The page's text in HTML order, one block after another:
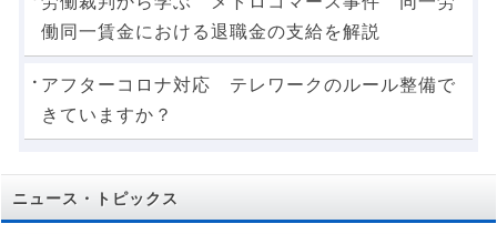
働同一賃金における退職金の支給を解説
アフターコロナ対応 テレワークのルール整備で
きていますか？
ニュース・トピックス